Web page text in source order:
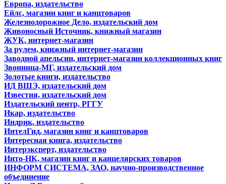
Европа, издательство
Ейлс, магазин книг и канцтоваров
Железнодорожное Дело, издательский дом
Живоносный Источник, книжный магазин
ЖУК, интернет-магазин
За рулем, книжный интернет-магазин
Заводной апельсин, интернет-магазин коллекционных книг
Звонница-МГ, издательский дом
Золотые книги, издательство
ИД ВШЭ, издательский дом
Известия, издательский дом
Издательский центр, РГГУ
Икар, издательство
Индрик, издательство
ИнтелГид, магазин книг и канцтоваров
Интересная книга, издательство
Интерэксперт, издательство
Инто-НК, магазин книг и канцелярских товаров
ИНФОРМ СИСТЕМА, ЗАО, научно-производственное
объединение